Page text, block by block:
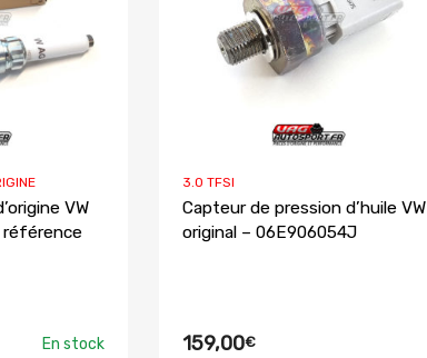
VW
référence
En stock
3.0 TFSI
Capteur de pression d’huile VW
original – 06E906054J
159,00€